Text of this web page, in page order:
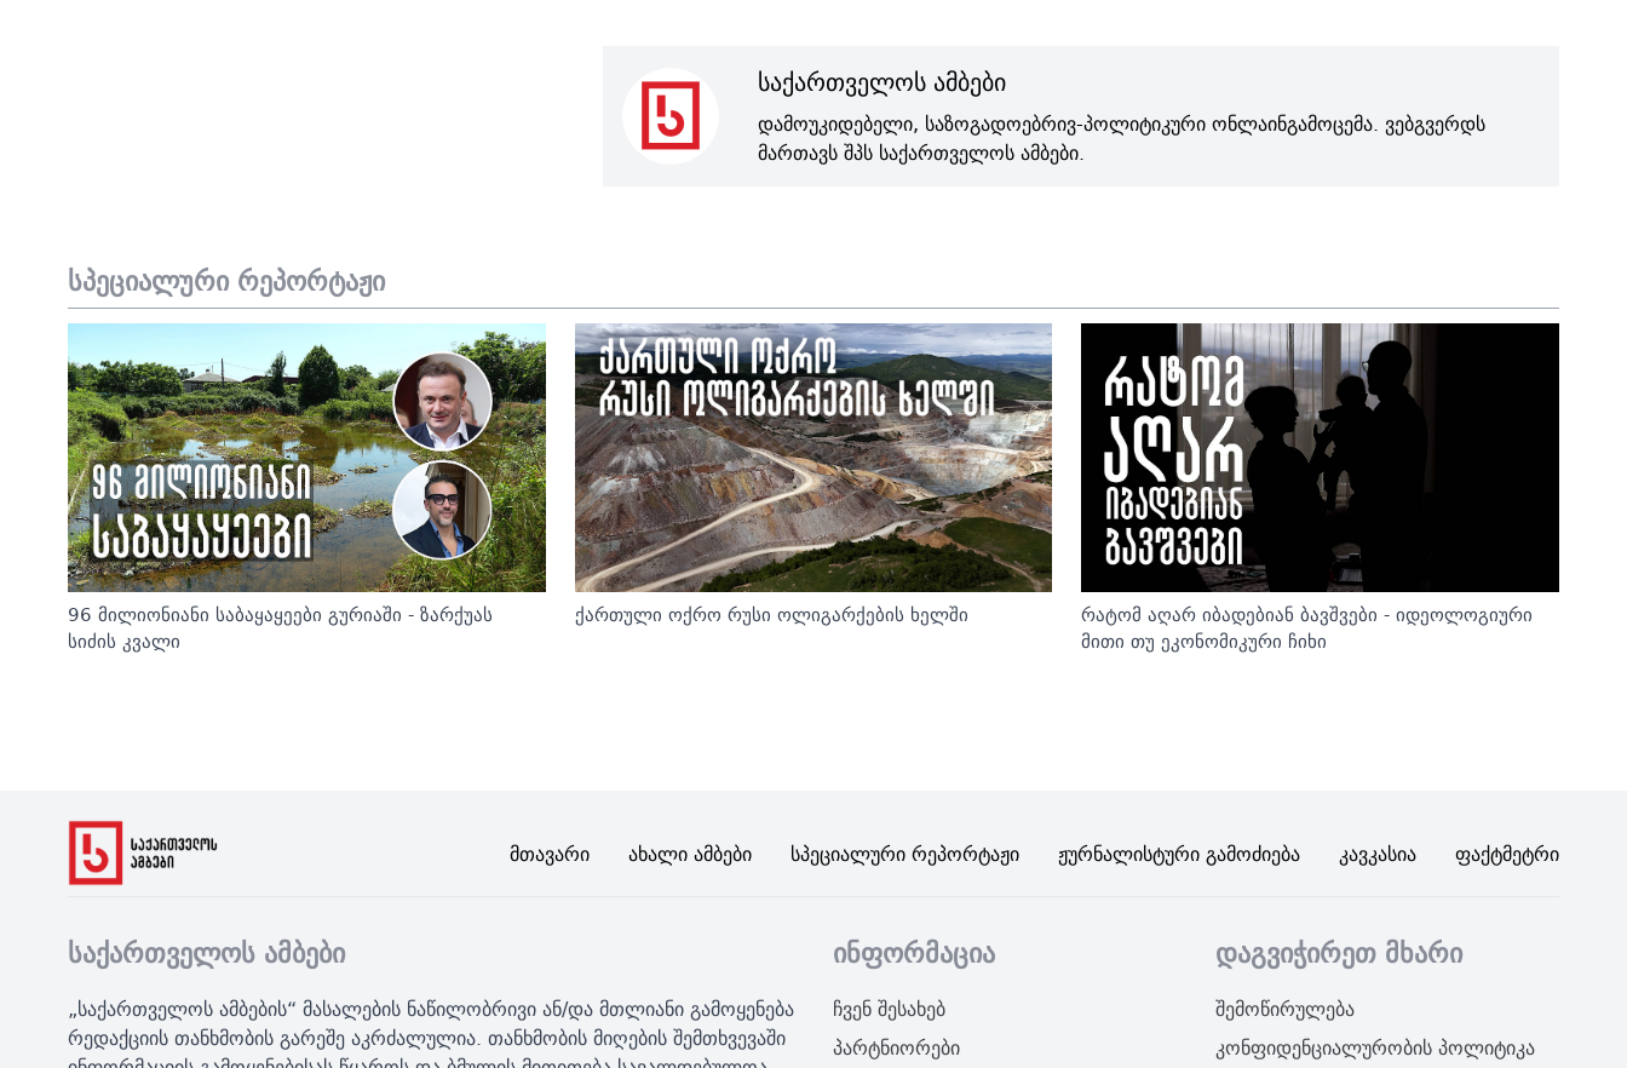
საქართველოს ამბები
დამოუკიდებელი, საზოგადოებრივ-პოლიტიკური ონლაინგამოცემა. ვებგვერდს
მართავს შპს საქართველოს ამბები.
სპეციალური რეპორტაჟი
96 მილიონიანი საბაყაყეები გურიაში - ზარქუას
სიძის კვალი
ქართული ოქრო რუსი ოლიგარქების ხელში
რატომ აღარ იბადებიან ბავშვები - იდეოლოგიური
მითი თუ ეკონომიკური ჩიხი
Მთავარი Ახალი Ამბები Სპეციალური Რეპორტაჟი Ჟურნალისტური Გამოძიება Კავკასია Ფაქტმეტრი
საქართველოს ამბები
„საქართველოს ამბების“ მასალების ნაწილობრივი ან/და მთლიანი გამოყენება
რედაქციის თანხმობის გარეშე აკრძალულია. თანხმობის მიღების შემთხვევაში
ინფორმაცია
ჩვენ შესახებ
პარტნიორები
დაგვიჭირეთ მხარი
შემოწირულება
კონფიდენციალურობის პოლიტიკა